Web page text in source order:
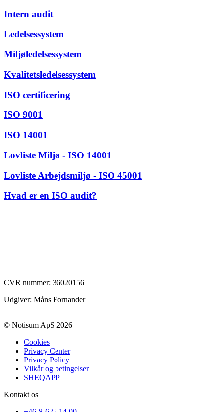
Intern audit
Ledelsessystem
Miljøledelsessystem
Kvalitetsledelsessystem
ISO certificering
ISO 9001
ISO 14001
Lovliste Miljø - ISO 14001
Lovliste Arbejdsmiljø - ISO 45001
Hvad er en ISO audit?
CVR nummer: 36020156
Udgiver: Måns Fornander
© Notisum ApS 2026
Cookies
Privacy Center
Privacy Policy
Vilkår og betingelser
SHEQAPP
Kontakt os